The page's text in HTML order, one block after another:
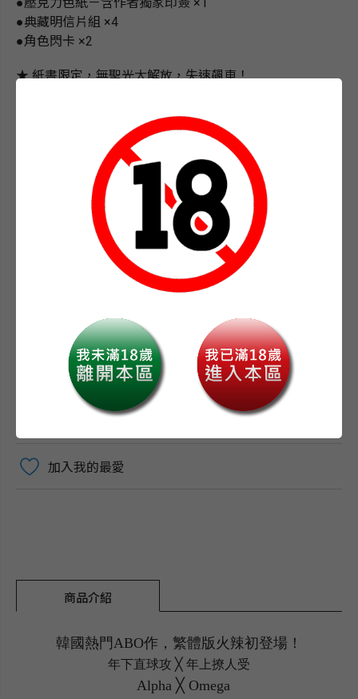
●壓克力色紙－含作者獨家印簽 ×1
●典藏明信片組 ×4
●角色閃卡 ×2
★ 紙書限定，無聖光大解放，失速飆車！
★作品授權跨日、法、泰，強勢進軍國際市場
※預購如遇無庫存即是預購數量已預購完畢，故無法訂購
※預購商品僅為確保商品，不保證出版當天立即取得，不
耐久候建議至門市購買現貨※
※特裝版贈品紙盒屬於包裝資材，若因運送過程有所損
傷，恕無法接受退貨更換。※
+
加入購物車
加入我的最愛
商品介紹
韓國熱門ABO作，繁體版火辣初登場！
年下直球攻 ╳ 年上撩人受
Alpha ╳ Omega